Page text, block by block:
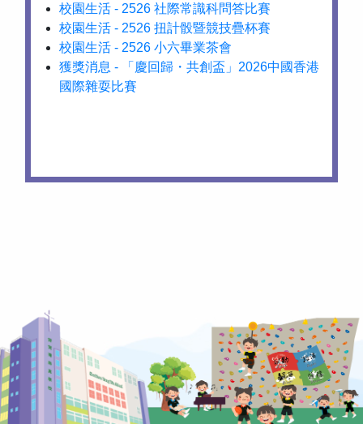
校園生活 - 2526 社際常識科問答比賽
校園生活 - 2526 扭計骰暨競技疊杯賽
校園生活 - 2526 小六畢業茶會
獲獎消息 - 「慶回歸・共創盃」2026中國香港
國際雜耍比賽